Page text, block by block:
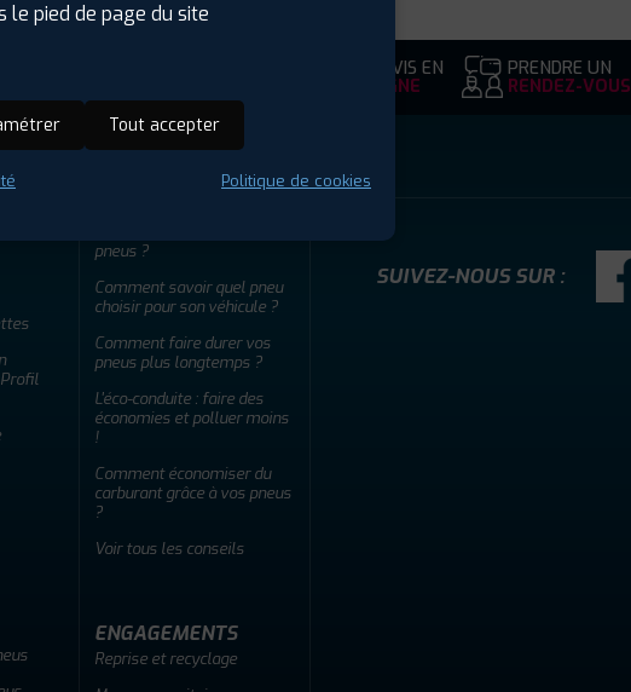
DEVIS EN
LIGNE
PRENDRE UN
RENDEZ-VOUS
pneus ?
Comment savoir quel pneu
choisir pour son véhicule ?
Comment faire durer vos
pneus plus longtemps ?
L'éco-conduite : faire des
économies et polluer moins
!
Comment économiser du
carburant grâce à vos pneus
?
Voir tous les conseils
ENGAGEMENTS
Reprise et recyclage
SUIVEZ-NOUS SUR :
le pied de page du site
Tout accepter
Politique de cookies